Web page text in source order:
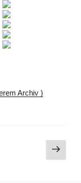
Archiv )
Seite